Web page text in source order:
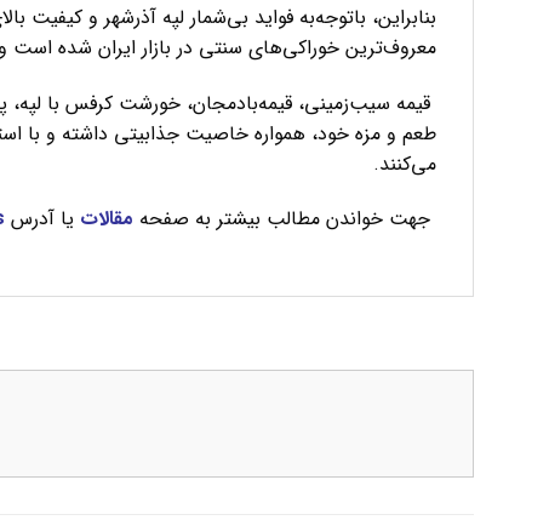
بنابراین، باتوجه‌به فواید بی‌شمار لپه آذرشهر و
معروف‌ترین خوراکی‌های سنتی در بازار ایران شده است
قیمه سیب‌زمینی، قیمه‌بادمجان، خورشت کرفس با
طعم و مزه خود، همواره خاصیت جذابیتی داشته و با
می‌کنند.
جهت خواندن مطالب بیشتر به صفحه مقالات یا آدرس